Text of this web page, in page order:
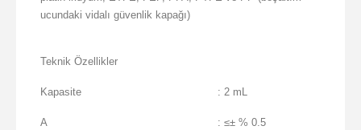
ucundaki vidalı güvenlik kapağı)
Teknik Özellikler
Kapasite : 2 mL
A : ≤± % 0.5